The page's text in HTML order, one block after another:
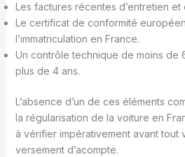
Les factures récentes d’entretien et
Le certificat de conformité
l’immatriculation en France.
Un contrôle technique de moins de
plus de 4 ans.
L’absence d’un de ces éléments
la régularisation de la voiture en
à vérifier impérativement avant tout
versement d’acompte.